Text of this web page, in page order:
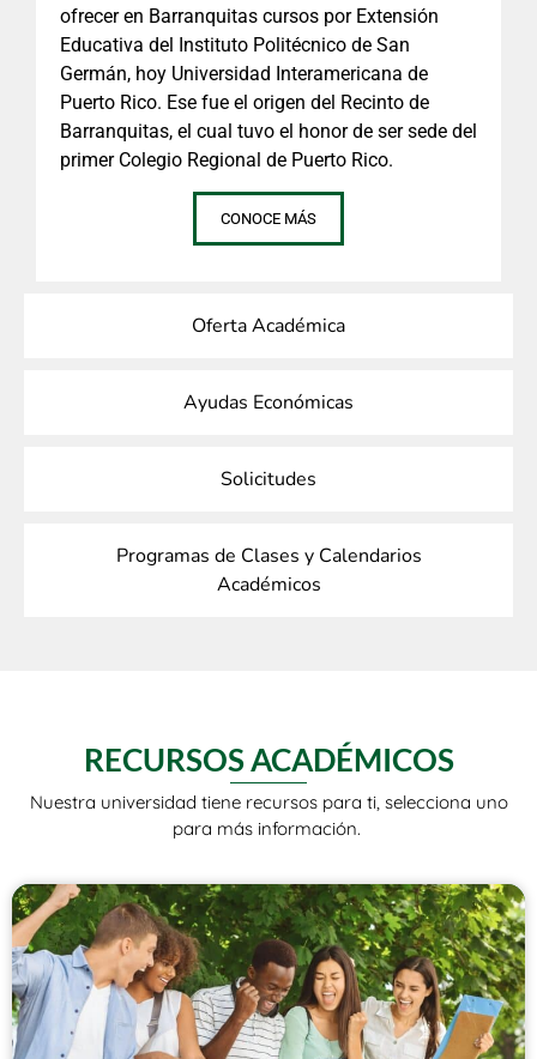
Oferta Académica
Ayudas Económicas
Solicitudes
Programas de Clases y Calendarios
Académicos
ofrecer en Barranquitas cursos por Extensión
Educativa del Instituto Politécnico de San
Germán, hoy Universidad Interamericana de
Puerto Rico. Ese fue el origen del Recinto de
Barranquitas, el cual tuvo el honor de ser sede del
primer Colegio Regional de Puerto Rico.
CONOCE MÁS
RECURSOS ACADÉMICOS
Nuestra universidad tiene recursos para ti, selecciona uno
para más información.